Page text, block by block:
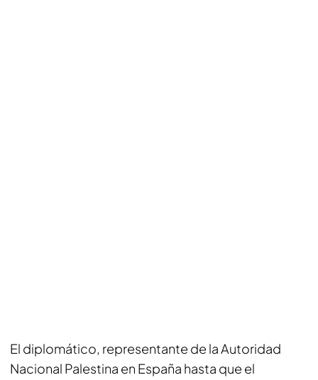
El diplomático, representante de la Autoridad
Nacional Palestina en España hasta que el